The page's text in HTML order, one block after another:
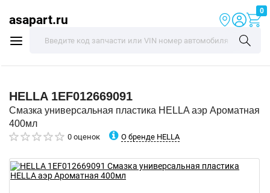
asapart.ru
0
HELLA 1EF012669091
Смазка универсальная пластика HELLA аэр Ароматная
400мл
0 оценок О бренде HELLA